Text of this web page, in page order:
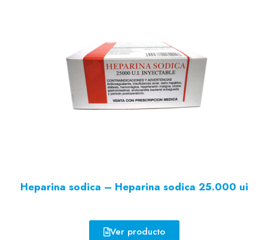
Heparina sodica – Heparina sodica 25.000 ui
Ver producto